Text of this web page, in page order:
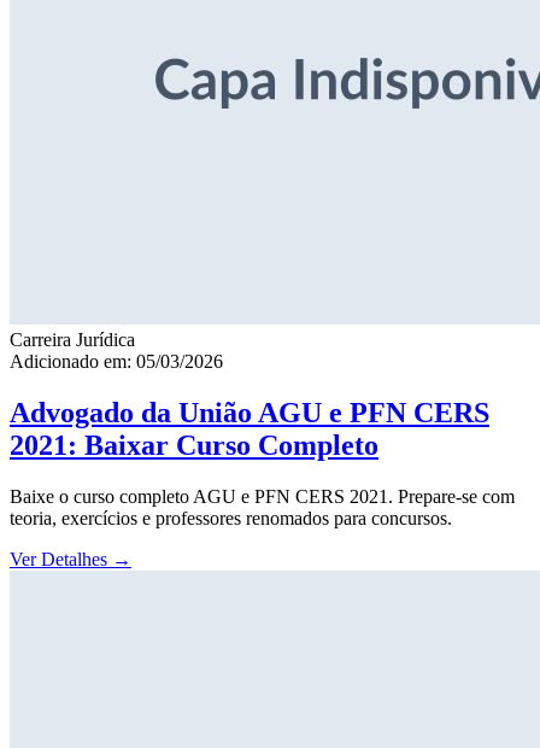
Carreira Jurídica
Adicionado em: 05/03/2026
Advogado da União AGU e PFN CERS
2021: Baixar Curso Completo
Baixe o curso completo AGU e PFN CERS 2021. Prepare-se com
teoria, exercícios e professores renomados para concursos.
Ver Detalhes →